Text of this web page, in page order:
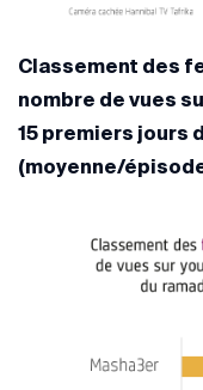
Classement des
nombre de vues
15 premiers jours
(moyenne/